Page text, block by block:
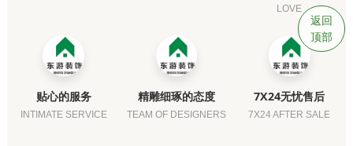
LOVE
贴心的服务
INTIMATE SERVICE
精雕细琢的态度
TEAM OF DESIGNERS
7X24无忧售后
7X24 AFTER SALE
返回
顶部